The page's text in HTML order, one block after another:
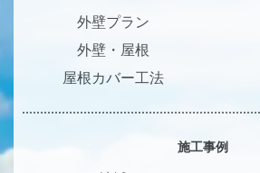
外壁プラン
外壁・屋根
屋根カバー工法
施工事例